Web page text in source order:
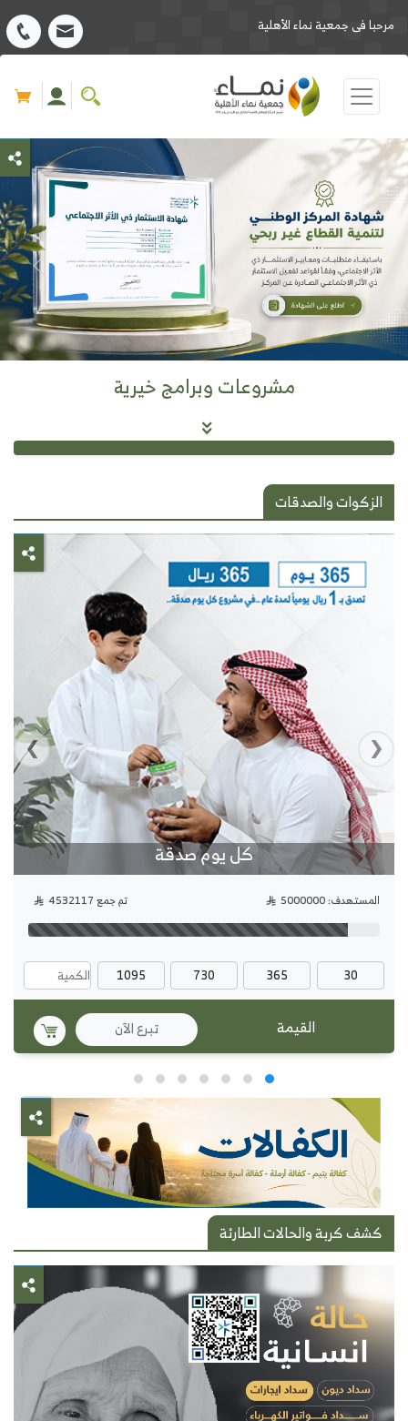
مرحبا فى جمعية نماء الأهلية
مشروعات وبرامج خيرية
الزكوات والصدقات
كل يوم صدقة
المستهدف: 5000000 تم جمع 4532117
30
365
730
1095
تبرع الآن
‹
›
كشف كربة والحالات الطارئة